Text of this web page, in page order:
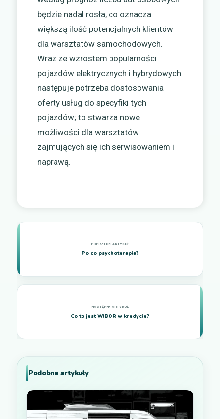
będzie nadal rosła, co oznacza
większą ilość potencjalnych klientów
dla warsztatów samochodowych.
Wraz ze wzrostem popularności
pojazdów elektrycznych i hybrydowych
następuje potrzeba dostosowania
oferty usług do specyfiki tych
pojazdów; to stwarza nowe
możliwości dla warsztatów
zajmujących się ich serwisowaniem i
naprawą.
Po co psychoterapia?
Co to jest WIBOR w kredycie?
Podobne artykuły